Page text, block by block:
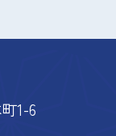
1-6